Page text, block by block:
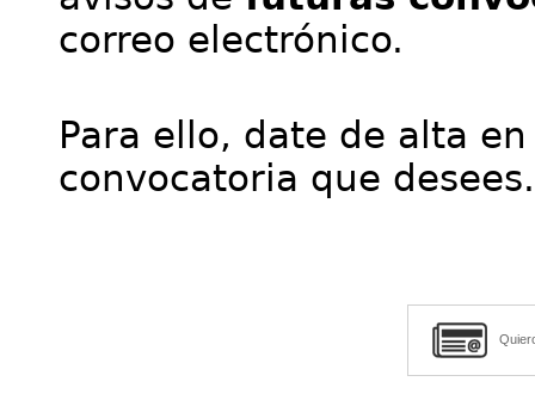
correo electrónico.
Para ello, date de alta
convocatoria que desees.